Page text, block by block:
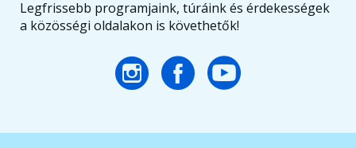
Legfrissebb programjaink, túráink és érdekességek
a közösségi oldalakon is követhetők!